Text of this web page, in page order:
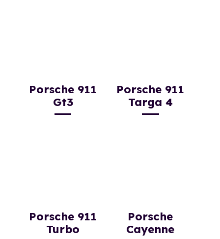
Porsche 911
Gt3
Porsche 911
Targa 4
Porsche 911
Turbo
Porsche
Cayenne